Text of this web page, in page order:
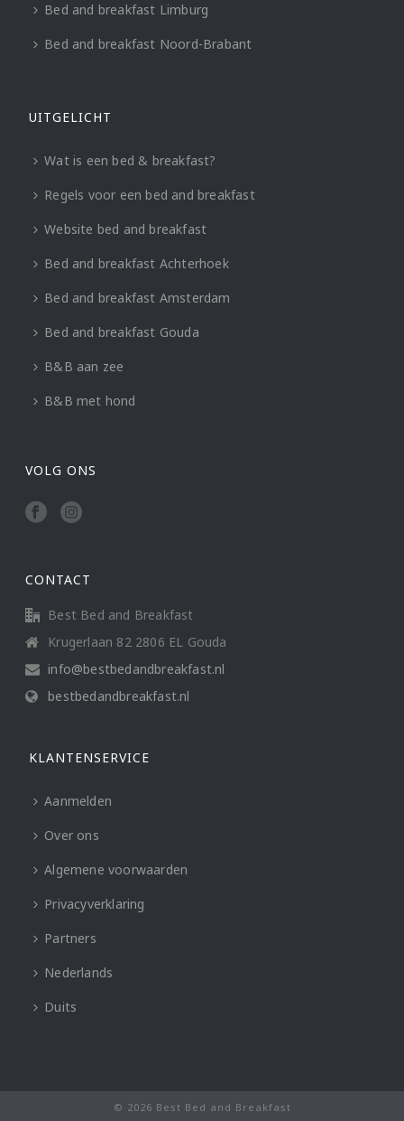
Bed and breakfast Limburg
Bed and breakfast Noord-Brabant
UITGELICHT
Wat is een bed & breakfast?
Regels voor een bed and breakfast
Website bed and breakfast
Bed and breakfast Achterhoek
Bed and breakfast Amsterdam
Bed and breakfast Gouda
B&B aan zee
B&B met hond
VOLG ONS
CONTACT
Best Bed and Breakfast
Krugerlaan 82 2806 EL Gouda
info@bestbedandbreakfast.nl
bestbedandbreakfast.nl
KLANTENSERVICE
Aanmelden
Over ons
Algemene voorwaarden
Privacyverklaring
Partners
Nederlands
Duits
© 2026 Best Bed and Breakfast